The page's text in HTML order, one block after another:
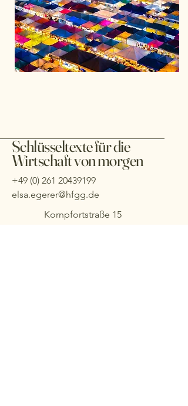
Schlüsseltexte für die
Wirtschaft von morgen
+49 (0) 261 20439199
elsa.egerer@hfgg.de
Kornpfortstraße 15